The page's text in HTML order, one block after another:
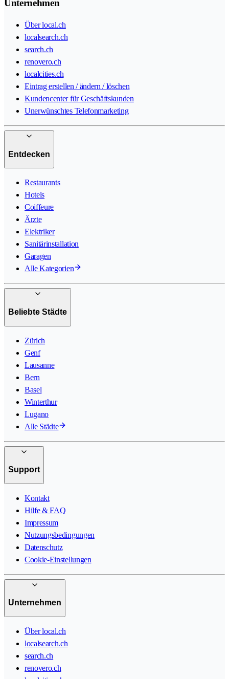
Unternehmen
Über local.ch
localsearch.ch
search.ch
renovero.ch
localcities.ch
Eintrag erstellen / ändern / löschen
Kundencenter für Geschäftskunden
Unerwünschtes Telefonmarketing
Entdecken
Restaurants
Hotels
Coiffeure
Ärzte
Elektriker
Sanitärinstallation
Garagen
Alle Kategorien
Beliebte Städte
Zürich
Genf
Lausanne
Bern
Basel
Winterthur
Lugano
Alle Städte
Support
Kontakt
Hilfe & FAQ
Impressum
Nutzungsbedingungen
Datenschutz
Cookie-Einstellungen
Unternehmen
Über local.ch
localsearch.ch
search.ch
renovero.ch